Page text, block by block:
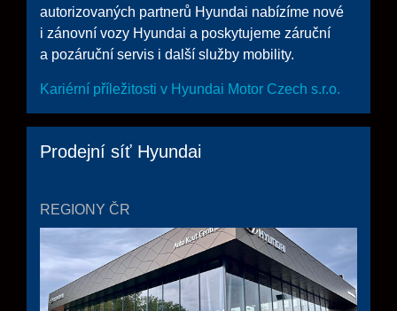
autorizovaných partnerů Hyundai nabízíme nové
i zánovní vozy Hyundai a poskytujeme záruční
a pozáruční servis i další služby mobility.
Kariérní příležitosti v Hyundai Motor Czech s.r.o.
Prodejní síť Hyundai
REGIONY ČR